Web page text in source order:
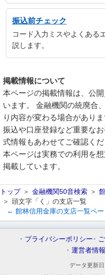
振込前チェック
コード入力ミスやよくある
説します。
掲載情報について
本ページの掲載情報は、公
います。 金融機関の統廃合
り内容が変わる場合がありま
振込や口座登録など重要な
式情報もあわせてご確認くだ
本ページは実務での利用を
掲載しています。
トップ 金融機関50音検索
頭文字「く」の支店一覧
← 館林信用金庫の支店一覧ペ
プライバシーポリシー
運営者情報
データ更新日